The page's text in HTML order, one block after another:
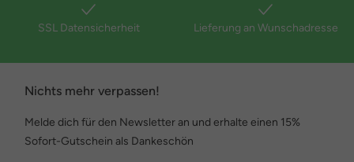
SSL Datensicherheit Lieferung an Wunschadresse
Nichts mehr verpassen!
Melde dich für den Newsletter an und erhalte einen 15%
Sofort-Gutschein als Dankeschön